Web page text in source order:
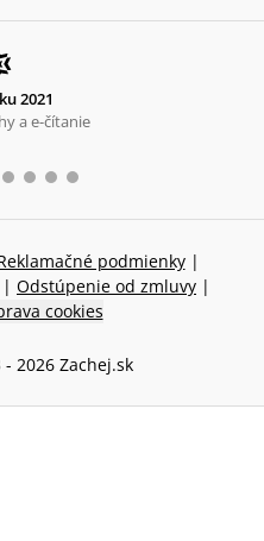
2021
a e-čítanie
podmienky |
| Odstúpenie od zmluvy |
cookies
- 2026 Zachej.sk